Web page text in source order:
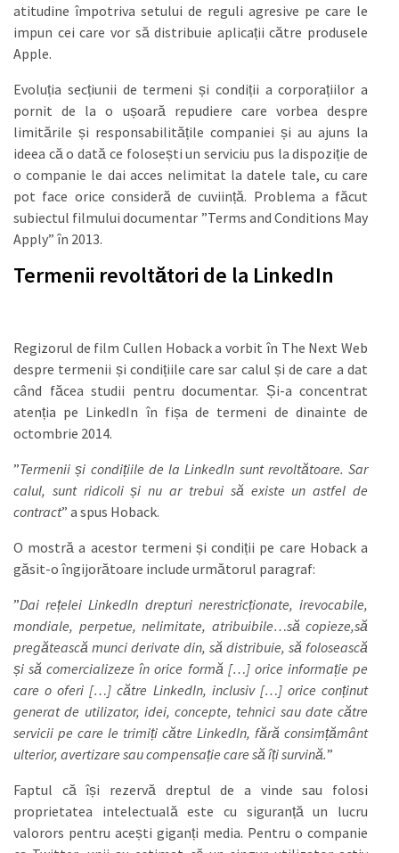
atitudine împotriva setului de reguli agresive pe care le
impun cei care vor să distribuie aplicații către produsele
Apple.
Evoluția secțiunii de termeni și condiții a corporațiilor a
pornit de la o ușoară repudiere care vorbea despre
limitările și responsabilitățile companiei și au ajuns la
ideea că o dată ce folosești un serviciu pus la dispoziție de
o companie le dai acces nelimitat la datele tale, cu care
pot face orice consideră de cuviință. Problema a făcut
subiectul filmului documentar ”Terms and Conditions May
Apply” în 2013.
Termenii revoltători de la LinkedIn
Regizorul de film Cullen Hoback a vorbit în The Next Web
despre termenii și condițiile care sar calul și de care a dat
când făcea studii pentru documentar. Și-a concentrat
atenția pe LinkedIn în fișa de termeni de dinainte de
octombrie 2014.
”Termenii și condițiile de la LinkedIn sunt revoltătoare. Sar
calul, sunt ridicoli și nu ar trebui să existe un astfel de
contract” a spus Hoback.
O mostră a acestor termeni și condiții pe care Hoback a
găsit-o îngijorătoare include următorul paragraf:
”Dai rețelei LinkedIn drepturi nerestricționate, irevocabile,
mondiale, perpetue, nelimitate, atribuibile…să copieze,să
pregătească munci derivate din, să distribuie, să folosească
și să comercializeze în orice formă […] orice informație pe
care o oferi[…] către LinkedIn, inclusiv […] orice conținut
generat de utilizator, idei, concepte, tehnici sau date către
servicii pe care le trimiți către LinkedIn, fără consimțământ
ulterior, avertizare sau compensație care să îți survină.”
Faptul că își rezervă dreptul de a vinde sau folosi
proprietatea intelectuală este cu siguranță un lucru
valorors pentru acești giganți media. Pentru o companie